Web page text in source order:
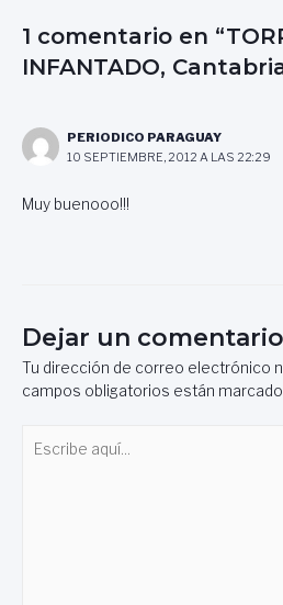
1 comentario en
INFANTADO,
PERIODICO PARAGUAY
10 SEPTIEMBRE, 2012 A LAS 22:29
Muy buenooo!!!
Dejar un comentario
Tu dirección de correo electrónico
campos obligatorios están
aquí...